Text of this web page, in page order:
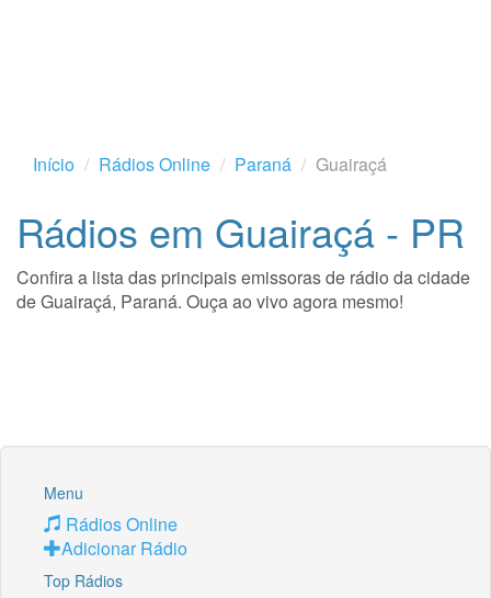
Início Rádios Online Paraná Guairaçá
Rádios em Guairaçá - PR
Confira a lista das principais emissoras de rádio da cidade
de Guairaçá, Paraná. Ouça ao vivo agora mesmo!
Menu
Rádios Online
Adicionar Rádio
Top Rádios